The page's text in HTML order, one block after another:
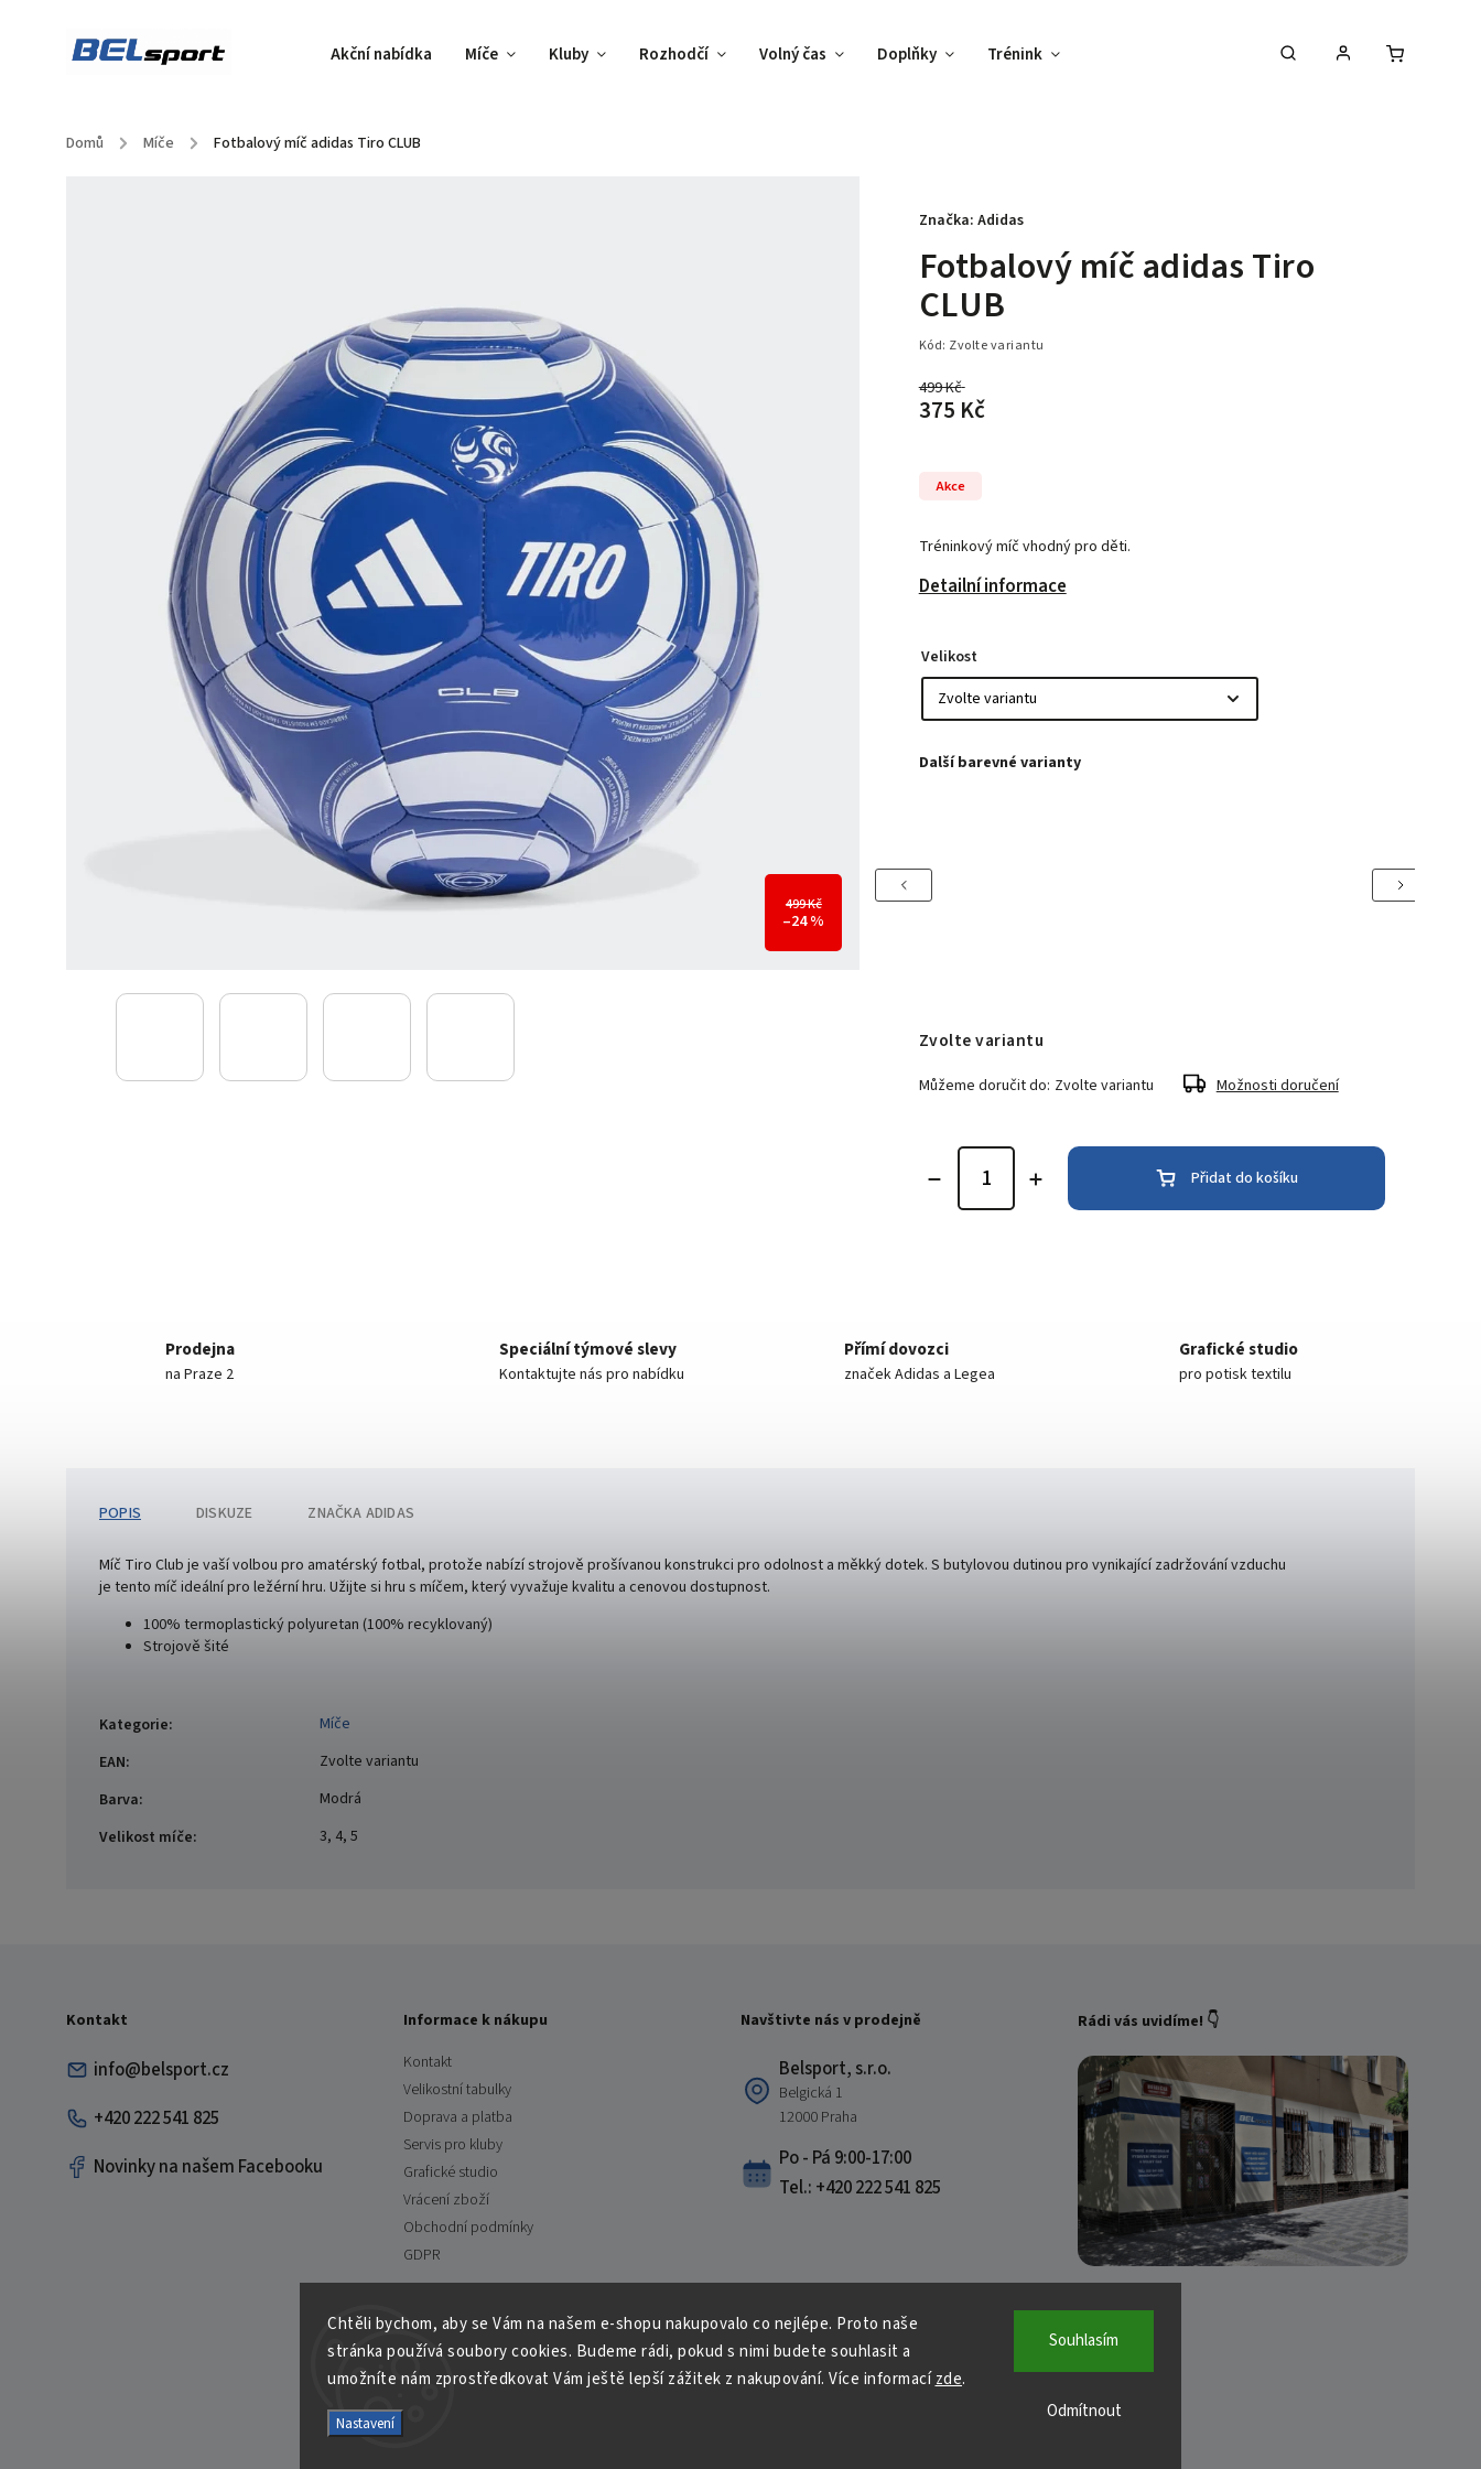
Chtěli bychom, aby se Vám na našem e-shopu nakupovalo co nejlépe. Proto naše
stránka používá soubory cookies. Budeme rádi, pokud s nimi budete souhlasit a
umožníte nám zprostředkovat Vám ještě lepší zážitek z nakupování. Více informacízde.
Nastavení
Odmítnout
Souhlasím
Akční nabídka Míče Kluby Rozhodčí Volný čas Doplňky Trénink Vybav svůj tým !
Domů / Míče / Fotbalový míč adidas Tiro CLUB
499 Kč
–24 %
Fotbalový míč adidas Tiro
CLUB
Kód: Zvolte variantu
499 Kč
375 Kč
Akce
Tréninkový míč vhodný pro děti.
Detailní informace
Značka: Adidas
Velikost
Previous Next
Zvolte variantu
Můžeme doručit do: Zvolte variantu Možnosti doručení
Přidat do košíku
Prodejna
na Praze 2
Speciální týmové slevy
Kontaktujte nás pro nabídku
Přímí dovozci
značek Adidas a Legea
Grafické studio
pro potisk textilu
POPIS DISKUZE ZNAČKA ADIDAS
Míč Tiro Club je vaší volbou pro amatérský fotbal, protože nabízí strojově prošívanou konstrukci pro odolnost a měkký dotek. S butylovou dutinou pro vynikající zadržování vzduchu
je tento míč ideální pro ležérní hru. Užijte si hru s míčem, který vyvažuje kvalitu a cenovou dostupnost.
100% termoplastický polyuretan (100% recyklovaný)
Strojově šité
Kategorie:
Míče
EAN:
Zvolte variantu
Barva:
Modrá
Velikost míče: 3, 4, 5
Kontakt
info@belsport.cz
+420 222 541 825
Novinky na našem Facebooku
Informace k nákupu
Kontakt
Velikostní tabulky
Doprava a platba
Servis pro kluby
Grafické studio
Vrácení zboží
Obchodní podmínky
GDPR
Navštivte nás v prodejně
Belsport, s.r.o.
Belgická 1
12000 Praha
Po - Pá 9:00-17:00
Tel.: +420 222 541 825
Rádi vás uvidíme! 👇
Copyright 2026Belsport.cz. Všechna práva vyhrazena.
Upravit nastavení cookies
VytvořilShoptet| Design Shoptak.cz